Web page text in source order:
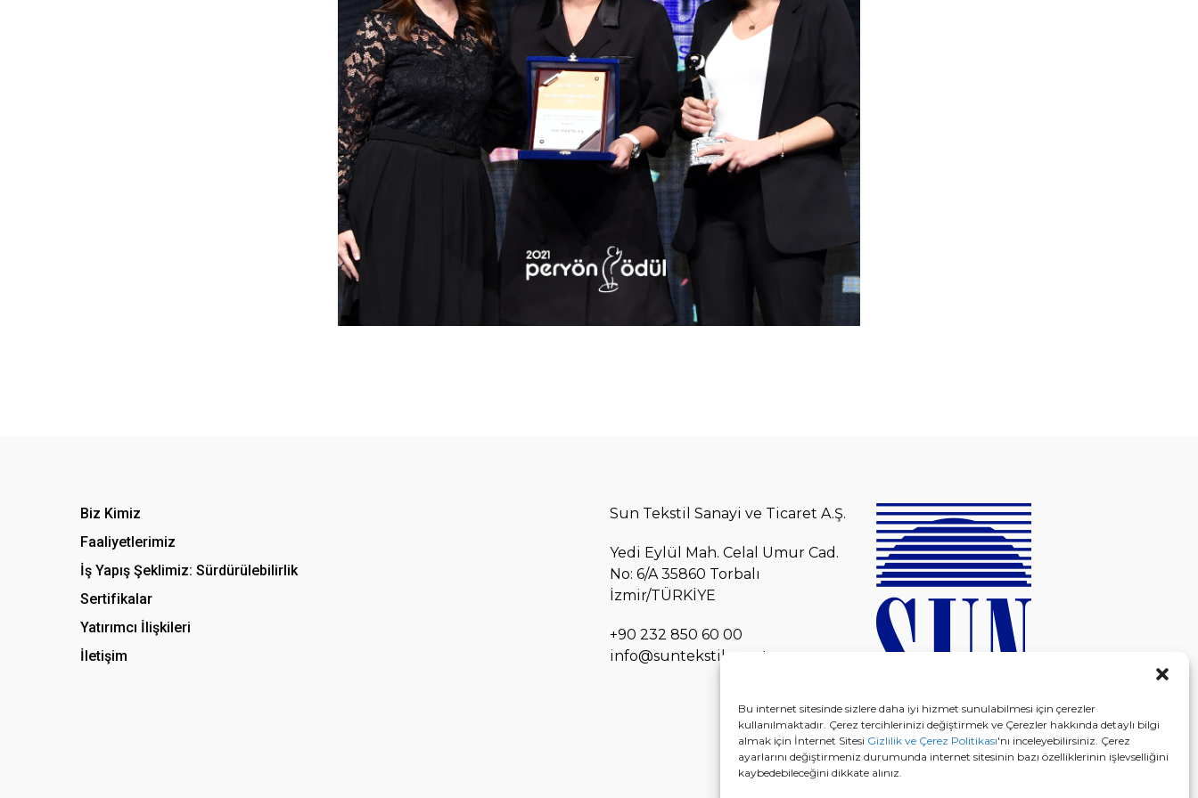
Bu internet sitesinde sizlere daha iyi hizmet sunulabilmesi için çerezler
kullanılmaktadır. Çerez tercihlerinizi değiştirmek ve Çerezler hakkında detaylı bilgi
almak için İnternet Sitesi Gizlilik ve Çerez Politikası'nı inceleyebilirsiniz. Çerez
ayarlarını değiştirmeniz durumunda internet sitesinin bazı özelliklerinin işlevselliğini
kaybedebileceğini dikkate alınız.
Biz Kimiz
Faaliyetlerimiz
İş Yapış Şeklimiz: Sürdürülebilirlik
Sertifikalar
Yatırımcı İlişkileri
İletişim
Sun Tekstil Sanayi ve Ticaret A.Ş.
Yedi Eylül Mah. Celal Umur Cad.
No: 6/A 35860 Torbalı
İzmir/TÜRKİYE
+90 232 850 60 00
info@suntekstil.com.tr